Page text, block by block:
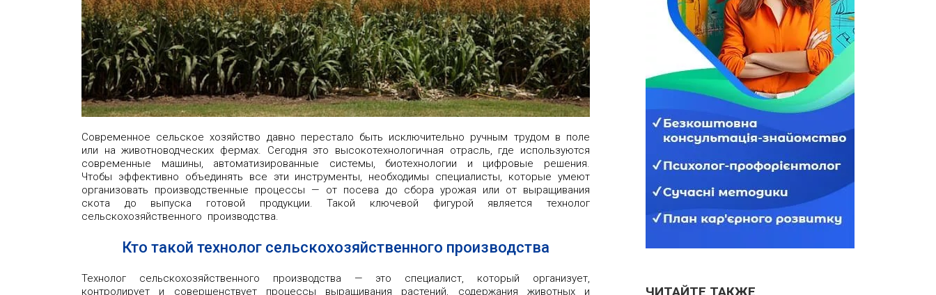
Современное сельское хозяйство давно перестало быть исключительно ручным трудом в поле
или на животноводческих фермах. Сегодня это высокотехнологичная отрасль, где используются
современные машины, автоматизированные системы, биотехнологии и цифровые решения.
Чтобы эффективно объединять все эти инструменты, необходимы специалисты, которые умеют
организовать производственные процессы — от посева до сбора урожая или от выращивания
скота до выпуска готовой продукции. Такой ключевой фигурой является технолог
сельскохозяйственного производства.
Кто такой технолог сельскохозяйственного производства
Технолог сельскохозяйственного производства — это специалист, который организует,
контролирует и совершенствует процессы выращивания растений, содержания животных и